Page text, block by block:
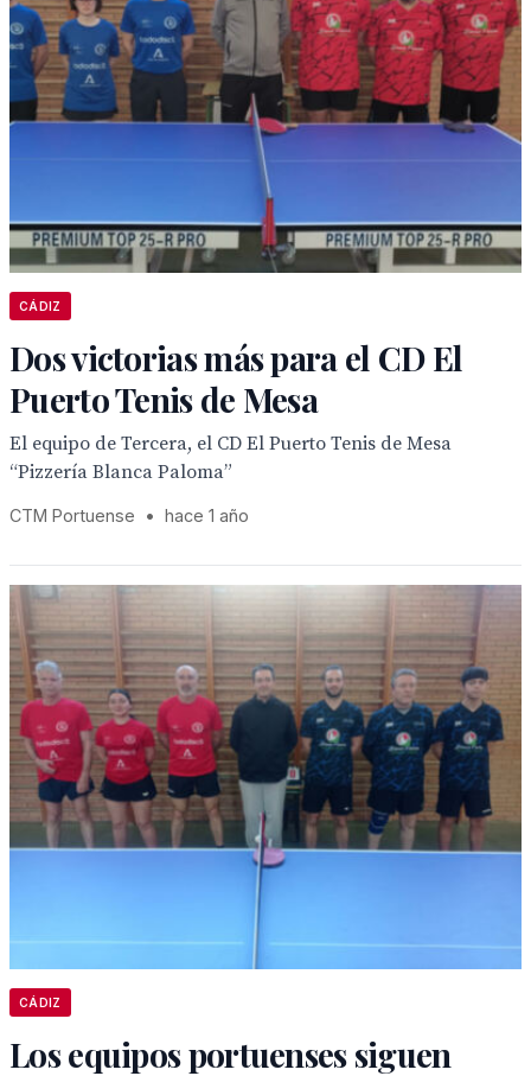
CÁDIZ
Dos victorias más para el CD El
Puerto Tenis de Mesa
El equipo de Tercera, el CD El Puerto Tenis de Mesa
“Pizzería Blanca Paloma”
CTM Portuense • hace 1 año
CÁDIZ
Los equipos portuenses siguen